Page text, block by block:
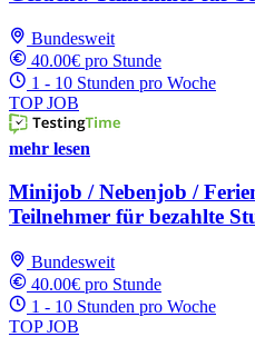
Bundesweit
40.00€ pro Stunde
1 - 10 Stunden pro Woche
TOP JOB
mehr lesen
Minijob / Nebenjob /
Teilnehmer für bezahlte
Bundesweit
40.00€ pro Stunde
1 - 10 Stunden pro Woche
TOP JOB